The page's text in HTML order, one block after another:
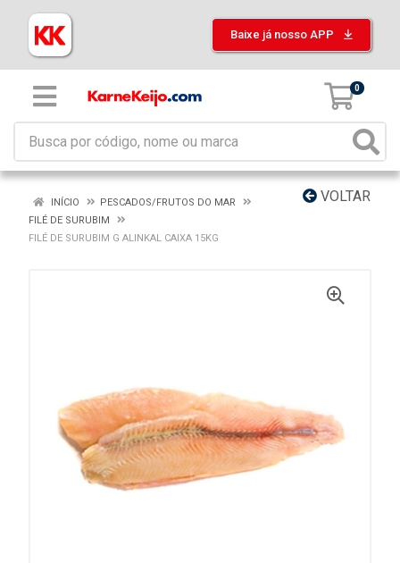
Baixe já nosso APP
0
VOLTAR
INÍCIO
PESCADOS/FRUTOS DO MAR
FILÉ DE SURUBIM
FILÉ DE SURUBIM G ALINKAL CAIXA 15KG